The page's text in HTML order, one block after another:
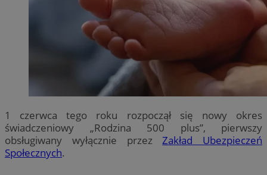
1 czerwca tego roku rozpoczął się nowy okres
świadczeniowy „Rodzina 500 plus”, pierwszy
obsługiwany wyłącznie przezZakład Ubezpieczeń
Społecznych.